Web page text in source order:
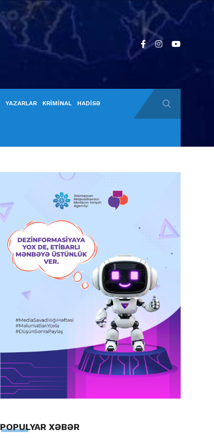
YAZARLAR KRİMİNAL HADİSƏ
POPULYAR XƏBƏR